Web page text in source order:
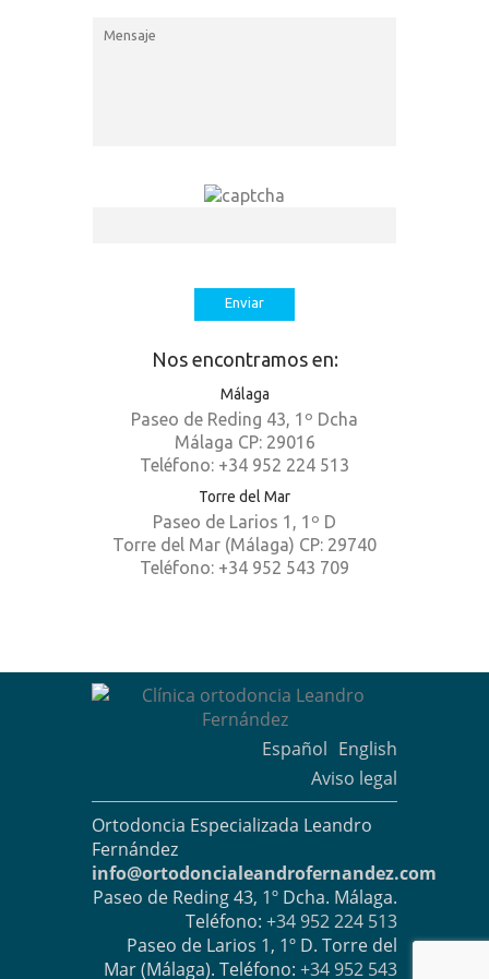
Nos encontramos en:
Málaga
Paseo de Reding 43, 1º Dcha
Málaga CP: 29016
Teléfono: +34 952 224 513
Torre del Mar
Paseo de Larios 1, 1º D
Torre del Mar (Málaga) CP: 29740
Teléfono: +34 952 543 709
Español English
Aviso legal
Ortodoncia Especializada Leandro
Fernández
info@ortodoncialeandrofernandez.com
Paseo de Reding 43, 1º Dcha. Málaga.
Teléfono: +34 952 224 513
Paseo de Larios 1, 1º D. Torre del
Mar (Málaga). Teléfono: +34 952 543